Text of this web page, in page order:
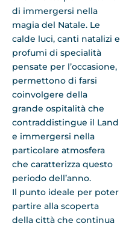
di immergersi nella
magia del Natale. Le
calde luci, canti natalizi e
profumi di specialità
pensate per l’occasione,
permettono di farsi
coinvolgere della
grande ospitalità che
contraddistingue il Land
e immergersi nella
particolare atmosfera
che caratterizza questo
periodo dell’anno.
Il punto ideale per poter
partire alla scoperta
della città che continua